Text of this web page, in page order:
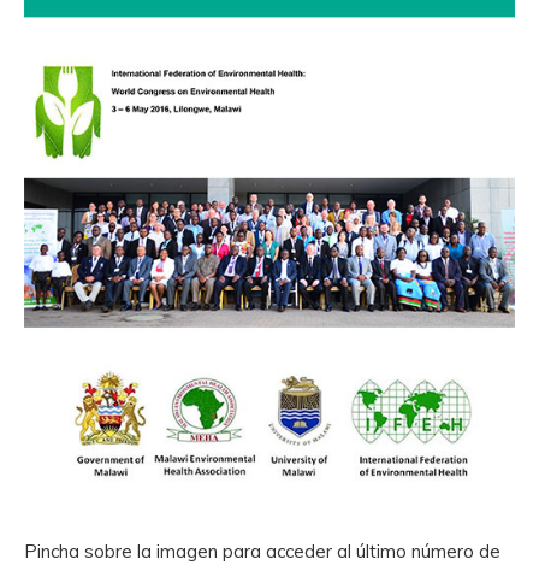
Pincha sobre la imagen para acceder al último número de